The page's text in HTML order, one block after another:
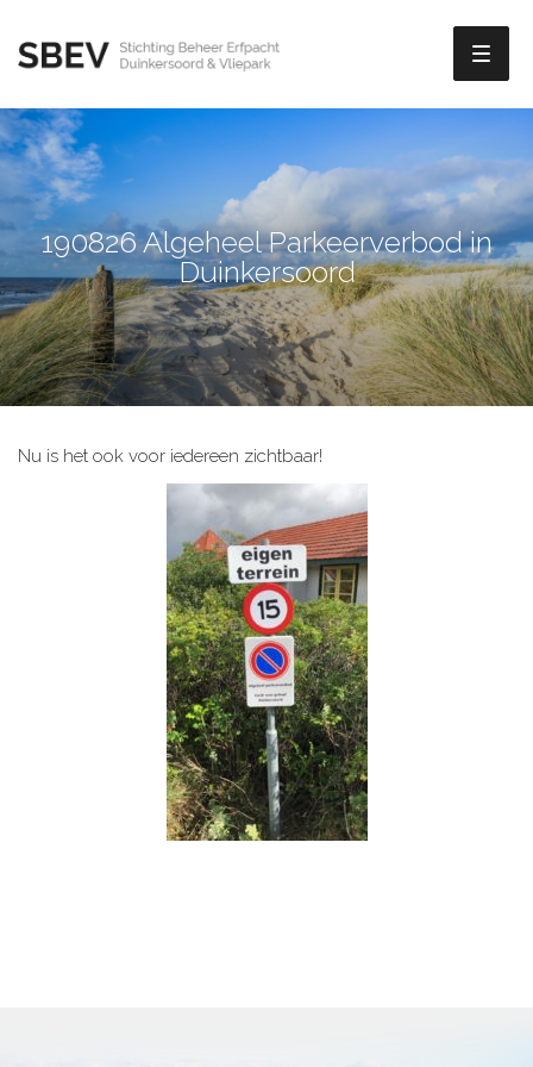
190826 Algeheel Parkeerverbod in
Duinkersoord
Nu is het ook voor iedereen zichtbaar!